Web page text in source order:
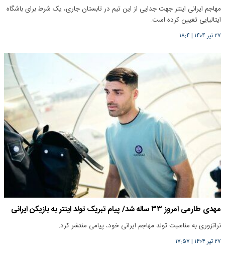
مهاجم ایرانی اینتر جهت جدایی از این تیم در تابستان جاری، یک شرط برای باشگاه
ایتالیایی تعیین کرده است.
۲۷ تیر ۱۴۰۴ |۱۸:۴
مهدی طارمی امروز ۳۳ ساله شد/ پیام تبریک تولد اینتر به بازیکن ایرانی
نراتزوری به مناسبت تولد مهاجم ایرانی خود، پیامی منتشر کرد.
۲۷ تیر ۱۴۰۴ | ۱۷:۵۷